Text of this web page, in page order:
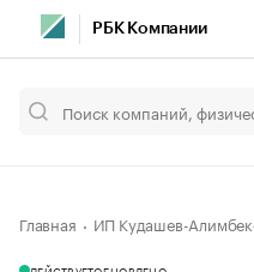
РБК Компании
Главная ИП Кудашев-